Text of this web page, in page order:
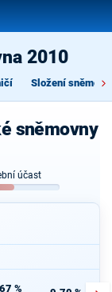
2010
Složení
sněmovny
účast
%